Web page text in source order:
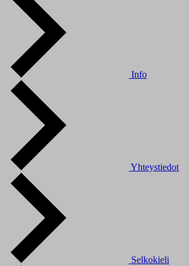
Info
Yhteystiedot
Selkokieli